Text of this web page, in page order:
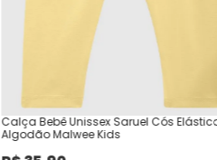
Calça Bebê Unissex Saruel Cós
Algodão Malwee Kids